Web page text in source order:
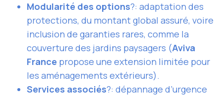
Modularité des options?: adaptation des
protections, du montant global assuré, voire
inclusion de garanties rares, comme la
couverture des jardins paysagers (Aviva
France propose une extension limitée pour
les aménagements extérieurs).
Services associés?: dépannage d’urgence